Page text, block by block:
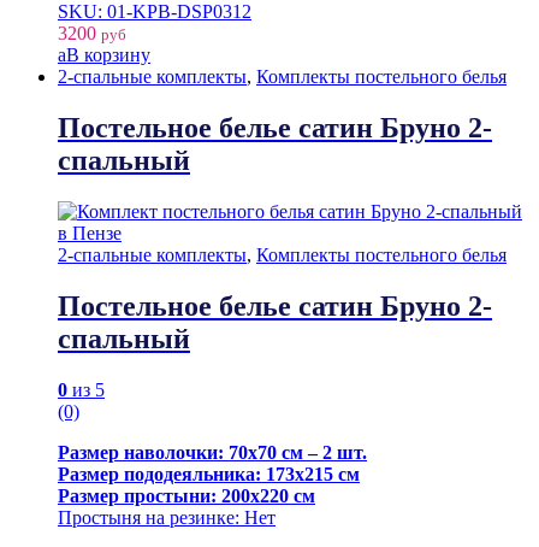
SKU: 01-KPB-DSP0312
3200 руб
В корзину
2-спальные комплекты, Комплекты постельного белья
Постельное белье сатин Бруно 2-
спальный
2-спальные комплекты, Комплекты постельного белья
Постельное белье сатин Бруно 2-
спальный
0 из 5
(0)
Размер наволочки: 70х70 см – 2 шт.
Размер пододеяльника: 173х215 см
Размер простыни: 200х220 см
Простыня на резинке: Нет